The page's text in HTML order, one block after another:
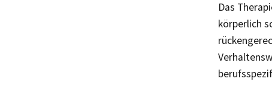
Das
körperlich